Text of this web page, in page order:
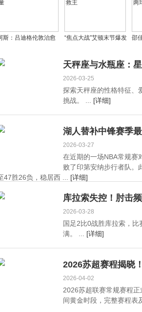
斯：吕迪格伦敦治愈
线重组现关键变量
“焦点大战”艾顿末节爆发
卡佩拉9分8板难救主
邵
隆
天秤座与水瓶座：
2026-03-25
探索天秤座的性格特征、
挑战。 ... [详细]
湖人替补中锋赛季
2026-03-27
在近期的一场NBA常规赛
败了印第安纳步行者队。
47胜26负，稳居西 ... [详细]
库拉索失控！肘击
2026-03-28
国足2比0战胜库拉索，
满。 ... [详细]
2026苏超赛程揭晓
2026-04-02
2026苏超联赛常规赛程
间黄金时段，完整赛程表